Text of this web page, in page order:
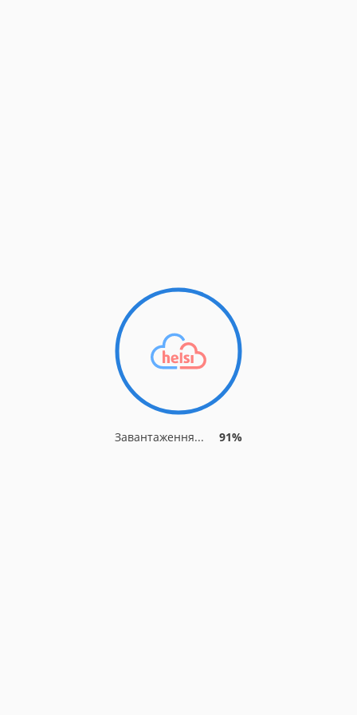
Завантаження... 91%